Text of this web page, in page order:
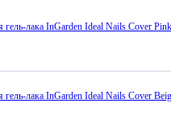
лака InGarden Ideal Nails Cover Pink
лака InGarden Ideal Nails Cover